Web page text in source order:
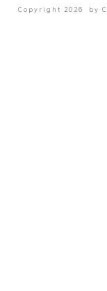
Copyright 2026 by